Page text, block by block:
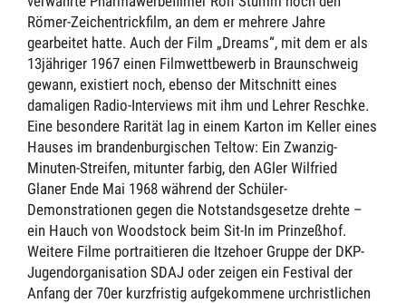
Römer-Zeichentrickfilm, an dem er mehrere Jahre
gearbeitet hatte. Auch der Film „Dreams“, mit dem er als
13jähriger 1967 einen Filmwettbewerb in Braunschweig
gewann, existiert noch, ebenso der Mitschnitt eines
damaligen Radio-Interviews mit ihm und Lehrer Reschke.
Eine besondere Rarität lag in einem Karton im Keller eines
Hauses im brandenburgischen Teltow: Ein Zwanzig-
Minuten-Streifen, mitunter farbig, den AGler Wilfried
Glaner Ende Mai 1968 während der Schüler-
Demonstrationen gegen die Notstandsgesetze drehte –
ein Hauch von Woodstock beim Sit-In im Prinzeßhof.
Weitere Filme portraitieren die Itzehoer Gruppe der DKP-
Jugendorganisation SDAJ oder zeigen ein Festival der
Anfang der 70er kurzfristig aufgekommene urchristlichen